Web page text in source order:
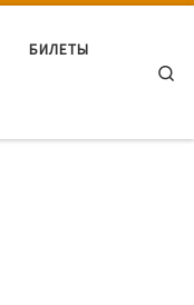
БИЛЕТЫ